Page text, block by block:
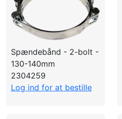
Spændebånd - 2-bolt -
130-140mm
2304259
Log ind for at bestille